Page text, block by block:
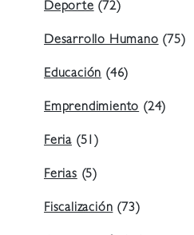
Deporte(72)
Desarrollo Humano(75)
Educación(46)
Emprendimiento(24)
Feria (51)
Ferias(5)
Fiscalización(73)